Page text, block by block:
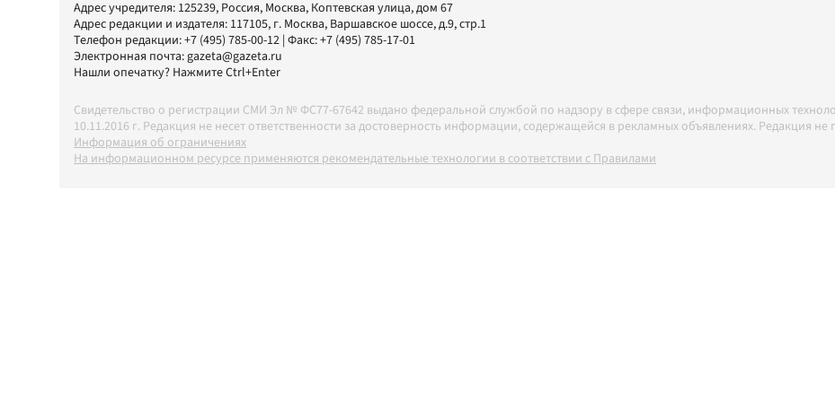
Адрес учредителя: 125239, Россия, Москва, Коптевская улица, дом 67
Адрес редакции и издателя: 117105, г. Москва, Варшавское шоссе, д.9, стр.1
Телефон редакции:+7 (495) 785-00-12 | Факс:+7 (495) 785-17-01
Электронная почта:gazeta@gazeta.ru
Нашли опечатку? Нажмите Ctrl+Enter
Свидетельство о регистрации СМИ Эл № ФС77-67642 выдано федеральной службой по надзору в сфере связи, информационных
10.11.2016 г. Редакция не несет ответственности за достоверность информации, содержащейся в рекламных объявлениях. Редакция
Информация об ограничениях
На информационном ресурсе применяются рекомендательные технологии в соответствии с Правилами